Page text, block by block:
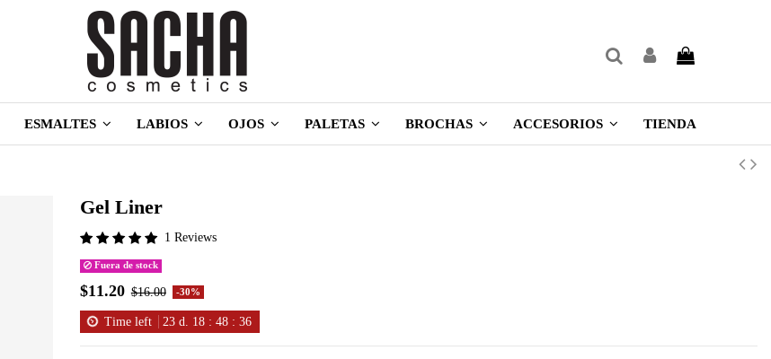
ESMALTES LABIOS OJOS PALETAS BROCHAS ACCESORIOS TIENDA
Gel Liner
1 Reviews
Fuera de stock
$11.20 $16.00 -30%
Time left 23 d. 18 :48 :36